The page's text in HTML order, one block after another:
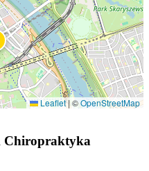
Leaflet |©OpenStreetMap
Chiropraktyka